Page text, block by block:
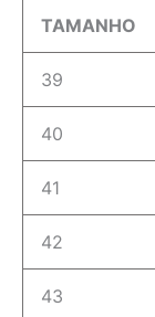
TAMANHO
39
40
41
42
43